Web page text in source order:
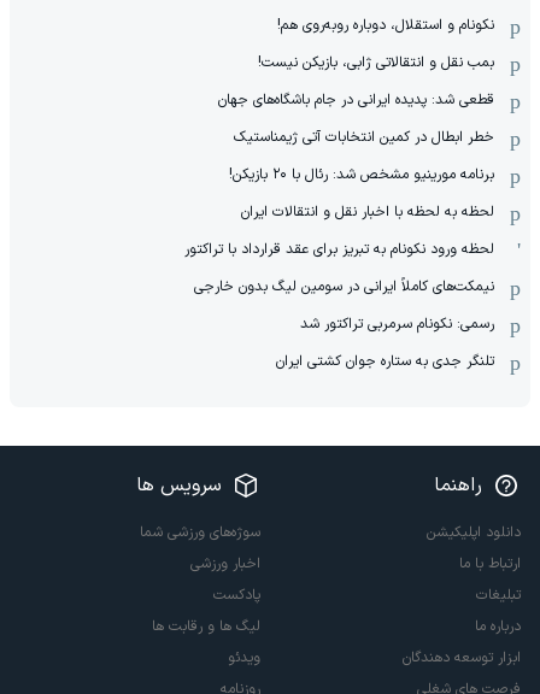
نکونام و استقلال، دوباره روبه‌روی هم!
بمب نقل و انتقالاتی ژابی، بازیکن نیست!
قطعی شد: پدیده ایرانی در جام باشگاه‌های جهان
خطر ابطال در کمین انتخابات آتی ژیمناستیک
برنامه مورینیو مشخص شد: رئال با ۲۰ بازیکن!
لحظه به لحظه با اخبار نقل و انتقالات ایران
لحظه ورود نکونام به تبریز برای عقد قرارداد با تراکتور
نیمکت‌های کاملاً ایرانی در سومین لیگ بدون خارجی
رسمی: نکونام سرمربی تراکتور شد
تلنگر جدی به ستاره جوان کشتی ایران
راهنما
دانلود اپلیکیشن
ارتباط با ما
تبلیغات
درباره ما
ابزار توسعه دهندگان
سرویس ها
سوژه‌های ورزشی شما
اخبار ورزشی
پادکست
لیگ ها و رقابت ها
ویدئو